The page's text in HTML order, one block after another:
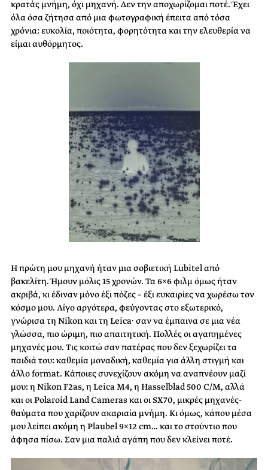
κρατάς μνήμη, όχι μηχανή. Δεν την αποχωρίζομαι ποτέ. Έχει
όλα όσα ζήτησα από μια φωτογραφική έπειτα από τόσα
χρόνια: ευκολία, ποιότητα, φορητότητα και την ελευθερία να
είμαι αυθόρμητος.
Η πρώτη μου μηχανή ήταν μια σοβιετική Lubitel από
βακελίτη. Ήμουν μόλις 15 χρονών. Τα 6×6 φιλμ όμως ήταν
ακριβά, κι έδιναν μόνο έξι πόζες – έξι ευκαιρίες να χωρέσω τον
κόσμο μου. Λίγο αργότερα, φεύγοντας στο εξωτερικό,
γνώρισα τη Nikon και τη Leica· σαν να έμπαινα σε μια νέα
γλώσσα, πιο ώριμη, πιο απαιτητική. Πολλές οι αγαπημένες
μηχανές μου. Τις κοιτώ σαν πατέρας που δεν ξεχωρίζει τα
παιδιά του: καθεμία μοναδική, καθεμία για άλλη στιγμή και
άλλο format. Κάποιες συνεχίζουν ακόμη να αναπνέουν μαζί
μου: η Nikon F2as, η Leica M4, η Hasselblad 500 C/M, αλλά
και οι Polaroid Land Cameras και οι SX70, μικρές μηχανές-
θαύματα που χαρίζουν ακαριαία μνήμη. Κι όμως, κάπου μέσα
μου λείπει ακόμη η Plaubel 9×12 cm… και το στούντιο που
άφησα πίσω. Σαν μια παλιά αγάπη που δεν κλείνει ποτέ.